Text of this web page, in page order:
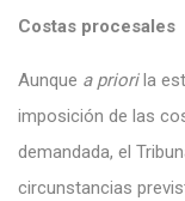
Costas procesales
Aunque a priorila
imposición de las
demandada, el
circunstancias